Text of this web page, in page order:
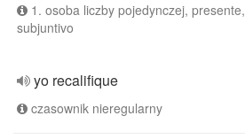
1. osoba liczby pojedynczej, presente,
subjuntivo
yo recalifique
czasownik nieregularny